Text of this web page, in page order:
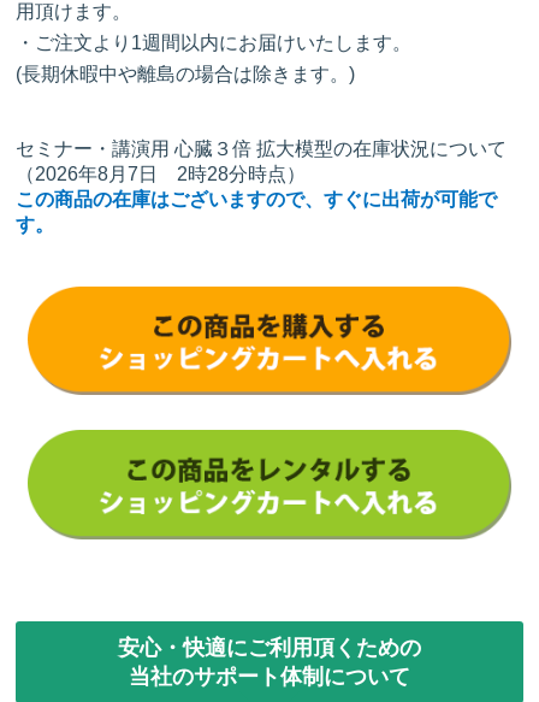
用頂けます。
・ご注文より1週間以内にお届けいたします。
(長期休暇中や離島の場合は除きます。)
セミナー・講演用 心臓３倍 拡大模型の在庫状況について
（2026年8月7日 2時28分時点）
この商品の在庫はございますので、すぐに出荷が可能で
す。
安心・快適にご利用頂くための
当社のサポート体制について